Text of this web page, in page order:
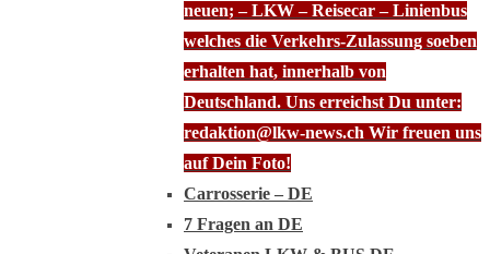
neuen; – LKW – Reisecar – Linienbus
welches die Verkehrs-Zulassung soeben
erhalten hat, innerhalb von
Deutschland. Uns erreichst Du unter:
redaktion@lkw-news.ch Wir freuen uns
auf Dein Foto!
Carrosserie – DE
7 Fragen an DE